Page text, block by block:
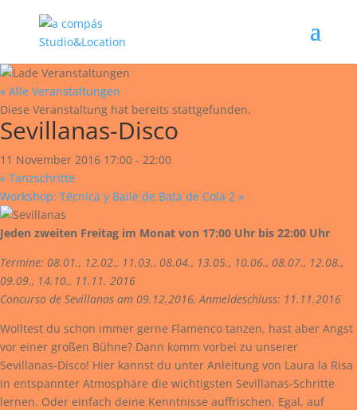
« Alle Veranstaltungen
Diese Veranstaltung hat bereits stattgefunden.
Sevillanas-Disco
11 November 2016 17:00 - 22:00
« Tanzschritte
Workshop: Técnica y Baile de Bata de Cola 2 »
Jeden zweiten Freitag im Monat von 17:00 Uhr bis 22:00 Uhr
Termine: 08.01., 12.02., 11.03., 08.04., 13.05., 10.06., 08.07., 12.08.,
09.09., 14.10., 11.11. 2016
Concurso de Sevillanas am 09.12.2016, Anmeldeschluss: 11.11.2016
Wolltest du schon immer gerne Flamenco tanzen, hast aber Angst
vor einer großen Bühne? Dann komm vorbei zu unserer
Sevillanas-Disco! Hier kannst du unter Anleitung von Laura la Risa
in entspannter Atmosphäre die wichtigsten Sevillanas-Schritte
lernen. Oder einfach deine Kenntnisse auffrischen. Egal, auf